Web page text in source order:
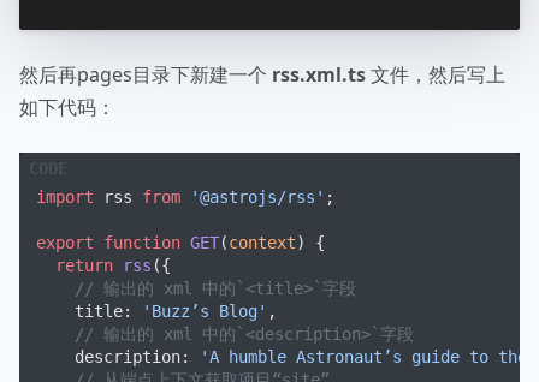
然后再pages目录下新建一个 rss.xml.ts文件，然后写上
如下代码：
import rss from '@astrojs/rss' ;
export function GET(context) {
  return
rss ({
    // 输出的 xml 中的`<title>`字段
    title:
'Buzz’s Blog' ,
    // 输出的 xml 中的`<description>`字段
    description:
'A humble Astronaut’s guide to